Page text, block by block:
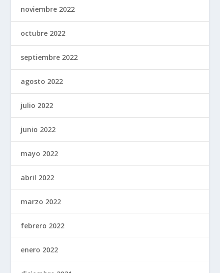
noviembre 2022
octubre 2022
septiembre 2022
agosto 2022
julio 2022
junio 2022
mayo 2022
abril 2022
marzo 2022
febrero 2022
enero 2022